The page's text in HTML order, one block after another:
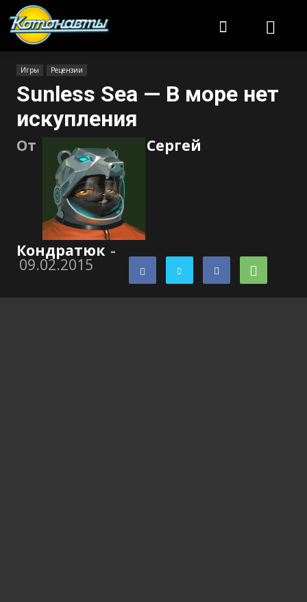
Игры Рецензии
Sunless Sea — В море нет
искупления
От Сергей
Кондратюк -
09.02.2015